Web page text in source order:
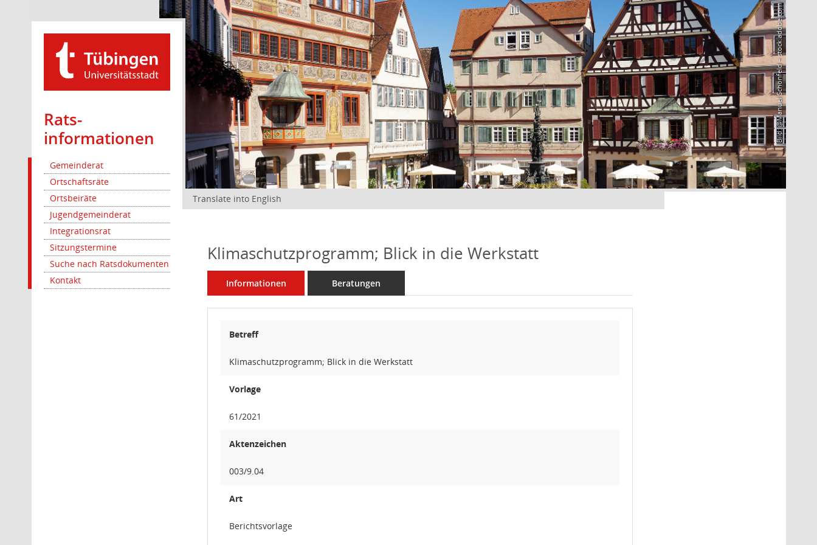
Rats­
informationen
Gemeinderat
Ortschaftsräte
Ortsbeiräte
Jugendgemeinderat
Integrationsrat
Sitzungstermine
Suche nach Ratsdokumenten
Kontakt
Bild: @Manuel Schönfeld – stock.adobe.com
Translate into English
Klimaschutzprogramm; Blick in die Werkstatt
Informationen Beratungen
Betreff
Klimaschutzprogramm; Blick in die Werkstatt
Vorlage
61/2021
Aktenzeichen
003/9.04
Art
Berichtsvorlage